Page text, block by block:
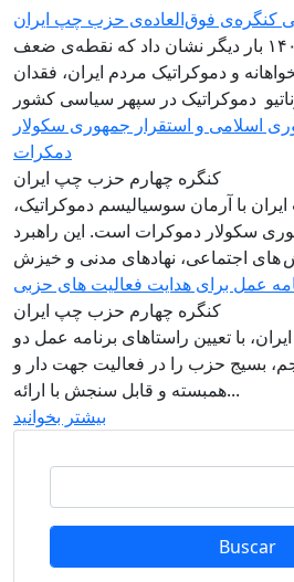
کنگره‌ی فوق‌العاده‌ی حزب چپ ایران
تجربه‌ی جنبش دی‌ماه ۱۴۰۴ بار دیگر نشان داد که نقطه‌ی ضعف
و دموکراتیک مردم ایران، فقدان
اسلامی و استقرار جمهوری سکولار
دمکرات
کنگره چهارم حزب چپ ایران
با آرمان سوسیالیسم دموکراتیک،
سکولار دموکرات است. این راهبرد
عمل برای هدایت فعالیت های حزبی
کنگره چهارم حزب چپ ایران
با تعیین راستاهای برنامه عمل دو
بسیج حزب را در فعالیت جهت دار و
همبسته و قابل سنجش با ارائه...
بیشتر بخوانید